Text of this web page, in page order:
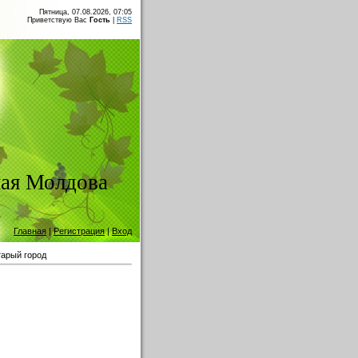
Пятница, 07.08.2026, 07:05
Приветствую Вас Гость RSS
Молдова
Главная |Регистрация|Вход
город